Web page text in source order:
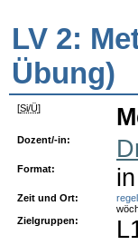
LV 2:
Übung)
[Si/Ü]
Dozent/-in:
Format:
Zeit und Ort:
Zielgruppen: